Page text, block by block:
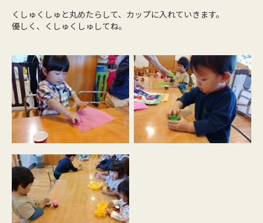
くしゅくしゅと丸めたらして、カップに入れていきます。
優しく、くしゅくしゅしてね。